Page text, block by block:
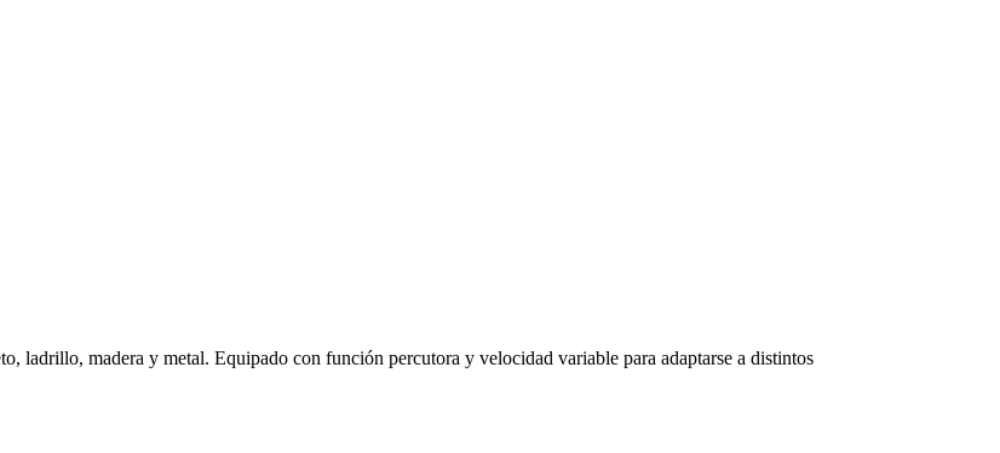
ladrillo, madera y metal. Equipado con función percutora y velocidad variable para adaptarse a distintos